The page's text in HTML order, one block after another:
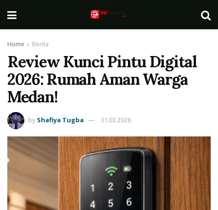
Home Berita
Review Kunci Pintu Digital
2026: Rumah Aman Warga
Medan!
by Shafiya Tugba 31.03.2026